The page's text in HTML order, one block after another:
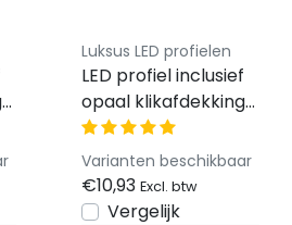
Luksus LED profielen
LED profiel inclusief
opaal klikafdekking
20mm x 20mm -
318ZWART
Varianten beschikbaar
€10,93 Excl. btw
Vergelijk